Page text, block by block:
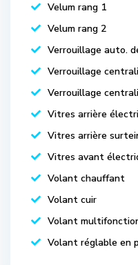
Velum rang 1
Velum rang 2
Verrouillage auto.
Verrouillage
Verrouillage
Vitres arrière
Vitres arrière
Vitres avant
Volant chauffant
Volant cuir
Volant
Volant réglable en